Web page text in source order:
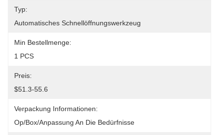
Typ:
Automatisches Schnellöffnungswerkzeug
Min Bestellmenge:
1 PCS
Preis:
$51.3-55.6
Verpackung Informationen:
Op/Box/Anpassung An Die Bedürfnisse